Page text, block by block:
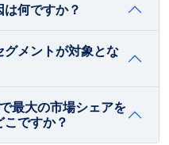
何ですか？
メントが対象とな
最大の市場シェアを
ですか？